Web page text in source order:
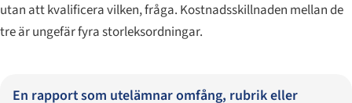
utan att kvalificera vilken, fråga. Kostnadsskillnaden mellan de
tre är ungefär fyra storleksordningar.
En rapport som utelämnar omfång, rubrik eller